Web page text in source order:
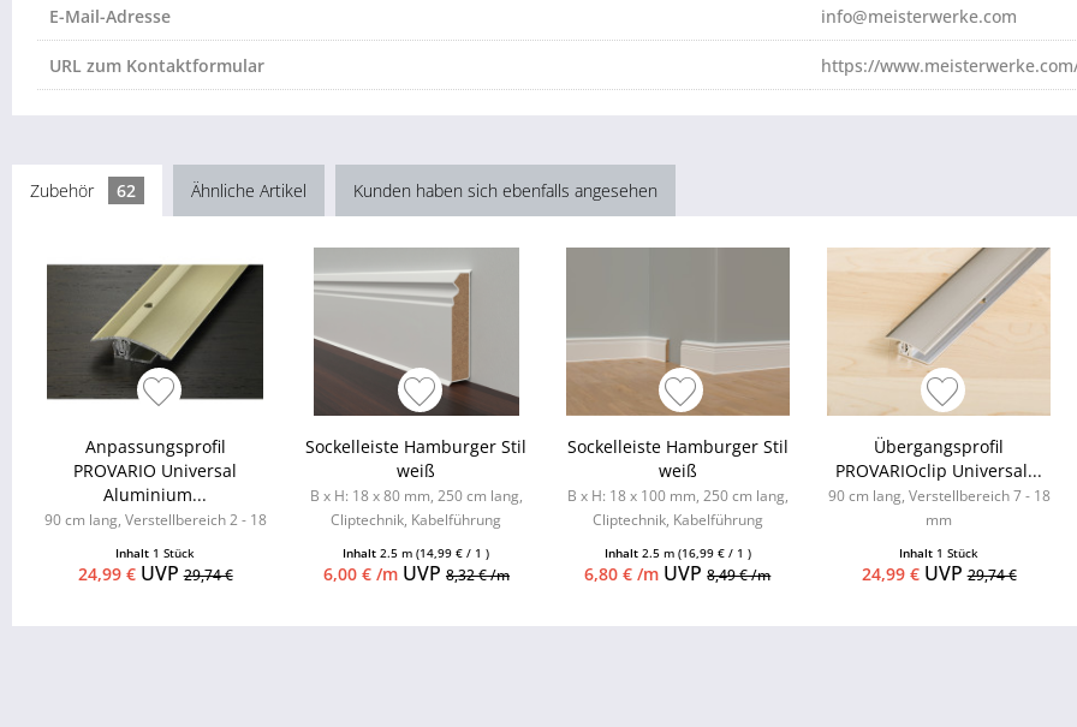
E-Mail-Adresse info@meisterwerke.com
URL zum Kontaktformular https://
Zubehör 62 Ähnliche Artikel Kunden haben sich ebenfalls angesehen
Anpassungsprofil
PROVARIO Universal
Aluminium...
90 cm lang, Verstellbereich 2 - 18
Inhalt 1 Stück
24,99 €UVP29,74 €
Sockelleiste Hamburger Stil
weiß
B x H: 18 x 80 mm, 250 cm lang,
Cliptechnik, Kabelführung
Zubehör...
Inhalt2.5 m(14,99 € / 1 )
6,00 € /mUVP 8,32 € /m
Sockelleiste Hamburger Stil
weiß
B x H: 18 x 100 mm, 250 cm lang,
Cliptechnik, Kabelführung
Zubehör...
Inhalt 2.5 m (16,99 € / 1 )
6,80 € /m UVP8,49 € /m
Übergangsprofil
PROVARIOclip Universal...
90 cm lang, Verstellbereich 7 - 18
mm
Inhalt 1 Stück
24,99 €UVP29,74 €